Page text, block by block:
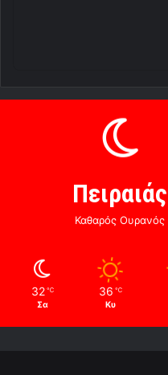
Πειραιάς
Καθαρός Ουρανός
32 ℃
Σα
36 ℃
Κυ